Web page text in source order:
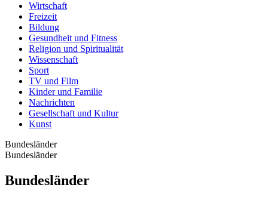
Wirtschaft
Freizeit
Bildung
Gesundheit und Fitness
Religion und Spiritualität
Wissenschaft
Sport
TV und Film
Kinder und Familie
Nachrichten
Gesellschaft und Kultur
Kunst
Bundesländer
Bundesländer
Bundesländer